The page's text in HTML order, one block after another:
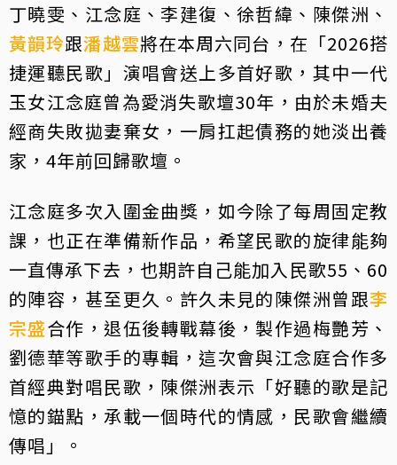
丁曉雯、江念庭、李建復、徐哲緯、陳傑洲、
黃韻玲跟潘越雲將在本周六同台，在「2026搭
捷運聽民歌」演唱會送上多首好歌，其中一代
玉女江念庭曾為愛消失歌壇30年，由於未婚夫
經商失敗拋妻棄女，一肩扛起債務的她淡出養
家，4年前回歸歌壇。
江念庭多次入圍金曲獎，如今除了每周固定教
課，也正在準備新作品，希望民歌的旋律能夠
一直傳承下去，也期許自己能加入民歌55、60
的陣容，甚至更久。許久未見的陳傑洲曾跟李
宗盛合作，退伍後轉戰幕後，製作過梅艷芳、
劉德華等歌手的專輯，這次會與江念庭合作多
首經典對唱民歌，陳傑洲表示「好聽的歌是記
憶的錨點，承載一個時代的情感，民歌會繼續
傳唱」。